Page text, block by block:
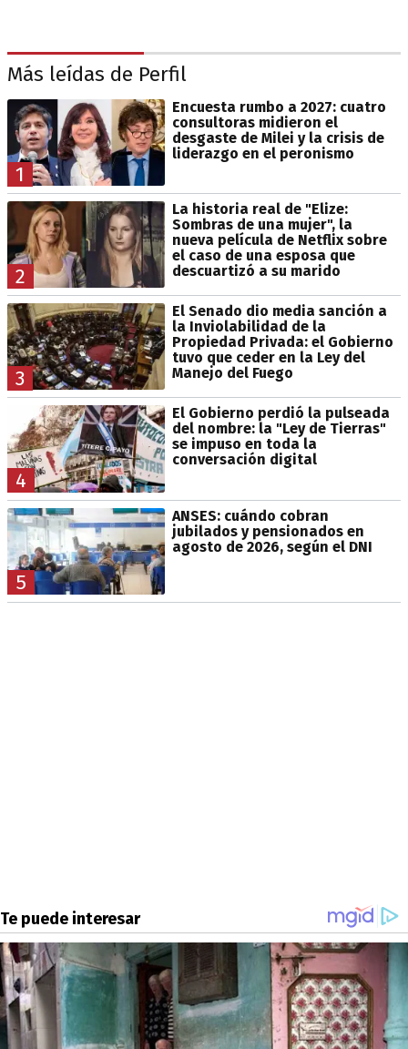
Más leídas de Perfil
1
Encuesta rumbo a 2027: cuatro
consultoras midieron el
desgaste de Milei y la crisis de
liderazgo en el peronismo
2
La historia real de "Elize:
Sombras de una mujer", la
nueva película de Netflix sobre
el caso de una esposa que
descuartizó a su marido
3
El Senado dio media sanción a
la Inviolabilidad de la
Propiedad Privada: el Gobierno
tuvo que ceder en la Ley del
Manejo del Fuego
4
El Gobierno perdió la pulseada
del nombre: la "Ley de Tierras"
se impuso en toda la
conversación digital
5
ANSES: cuándo cobran
jubilados y pensionados en
agosto de 2026, según el DNI